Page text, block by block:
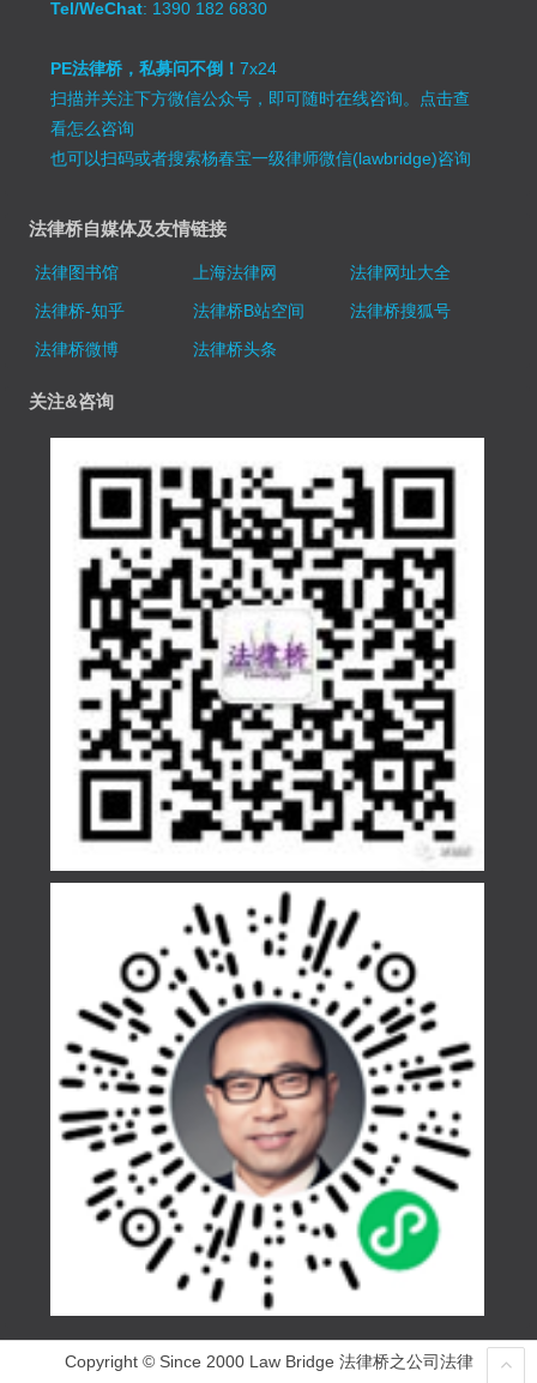
Tel/WeChat: 1390 182 6830
PE法律桥，私募问不倒！7x24
扫描并关注下方微信公众号，即可随时在线咨询。 点击查
看怎么咨询
也可以扫码或者搜索杨春宝一级律师微信(lawbridge)咨询
法律桥自媒体及友情链接
法律图书馆 上海法律网
法律网址大全
法律桥-知乎
法律桥B站空间
法律桥搜狐号
法律桥微博
法律桥头条
关注&咨询
Copyright © Since 2000 Law Bridge 法律桥之公司法律